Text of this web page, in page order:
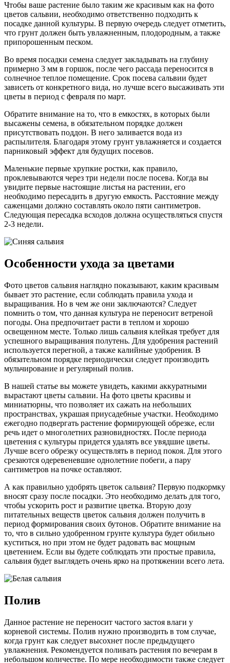
Чтобы ваше растение было таким же красивым как на фото
цветов сальвии, необходимо ответственно подходить к
посадке данной культуры. В первую очередь следует отметить,
что грунт должен быть увлажненным, плодородным, а также
припорошенным песком.
Во время посадки семена следует закладывать на глубину
примерно 3 мм в горшок, после чего рассада переносится в
солнечное теплое помещение. Срок посева сальвии будет
зависеть от конкретного вида, но лучше всего высаживать эти
цветы в период с февраля по март.
Обратите внимание на то, что в емкостях, в которых были
высажены семена, в обязательном порядке должен
присутствовать поддон. В него заливается вода из
распылителя. Благодаря этому грунт увлажняется и создается
парниковый эффект для будущих посевов.
Маленькие первые хрупкие ростки, как правило,
проклевываются через три недели после посева. Когда вы
увидите первые настоящие листья на растении, его
необходимо пересадить в другую емкость. Расстояние между
саженцами должно составлять около пяти сантиметров.
Следующая пересадка всходов должна осуществляться спустя
2-3 недели.
Особенности ухода за цветами
Фото цветов сальвия наглядно показывают, каким красивым
бывает это растение, если соблюдать правила ухода и
выращивания. Но в чем же они заключаются? Следует
помнить о том, что данная культура не переносит ветреной
погоды. Она предпочитает расти в теплом и хорошо
освещенном месте. Только лишь сальвия клейкая требует для
успешного выращивания полутень. Для удобрения растений
используется перегной, а также калийные удобрения. В
обязательном порядке периодически следует производить
мульчирование и регулярный полив.
В нашей статье вы можете увидеть, какими аккуратными
вырастают цветы сальвии. На фото цветы красивы и
миниатюрны, что позволяет их сажать на небольших
пространствах, украшая приусадебные участки. Необходимо
ежегодно подвергать растение формирующей обрезке, если
речь идет о многолетних разновидностях. После периода
цветения с культуры придется удалять все увядшие цветы.
Лучше всего обрезку осуществлять в период покоя. Для этого
срезаются одеревеневшие однолетние побеги, а пару
сантиметров на почке оставляют.
А как правильно удобрять цветок сальвия? Первую подкормку
вносят сразу после посадки. Это необходимо делать для того,
чтобы ускорить рост и развитие цветка. Вторую дозу
питательных веществ цветок сальвия должен получить в
период формирования своих бутонов. Обратите внимание на
то, что в сильно удобренном грунте культура будет обильно
куститься, но при этом не будет радовать вас мощным
цветением. Если вы будете соблюдать эти простые правила,
сальвия будет выглядеть очень ярко на протяжении всего лета.
Полив
Данное растение не переносит частого застоя влаги у
корневой системы. Полив нужно производить в том случае,
когда грунт как следует высохнет после предыдущего
увлажнения. Рекомендуется поливать растения по вечерам в
небольшом количестве. По мере необходимости также следует